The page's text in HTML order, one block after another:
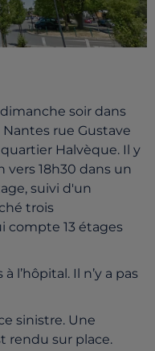
soir dans
rue Gustave
Halvèque. Il y
vers 18h30 dans un
suivi d'un
trois
compte 13 étages
l’hôpital. Il n’y a pas
sinistre. Une
rendu sur place.